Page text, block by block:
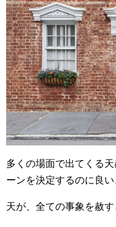
多くの場面で出てくる
ーンを決定するのに良い
天が、全ての事象を赦す